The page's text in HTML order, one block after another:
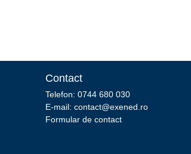
Contact
Telefon: 0744 680 030
E-mail: contact@exened.ro
Formular de contact